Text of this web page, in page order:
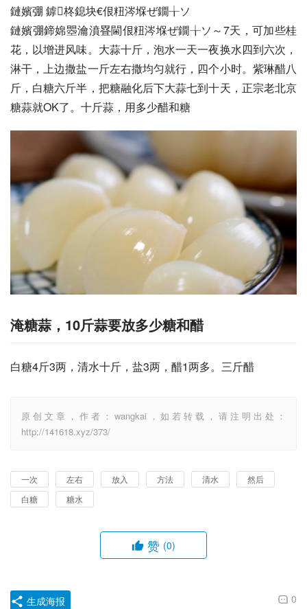
鏈嬪弸 鎼柊鎴块€佷粈涔堢ぜ鐗╁ソ
鏈嬪弸鍗婂瞾瀹濆疂閫佷粈涔堢ぜ鐗╁ソ～7天，可加些桂
花，以增进风味。大蒜十斤，泡水一天一夜换水四到六次，
淋干，上边撒盐一斤左右撒均匀就行，四个小时。紫琳醋八
斤，白糖六斤半，把糖融化后下大蒜七到十天，正宗老北京
糖蒜就OK了。十斤蒜，用多少醋和糖
淹糖蒜，10斤蒜要放多少糖和醋
白糖4斤3两，清水十斤，盐3两，醋1两多。三斤醋
原创文章，作者：wangkai，如若转载，请注明出处：
http://141618.xyz/373/
一次 左右 放入 方法 清水
然后
白糖
糖水
赞 (0)
0
生成海报